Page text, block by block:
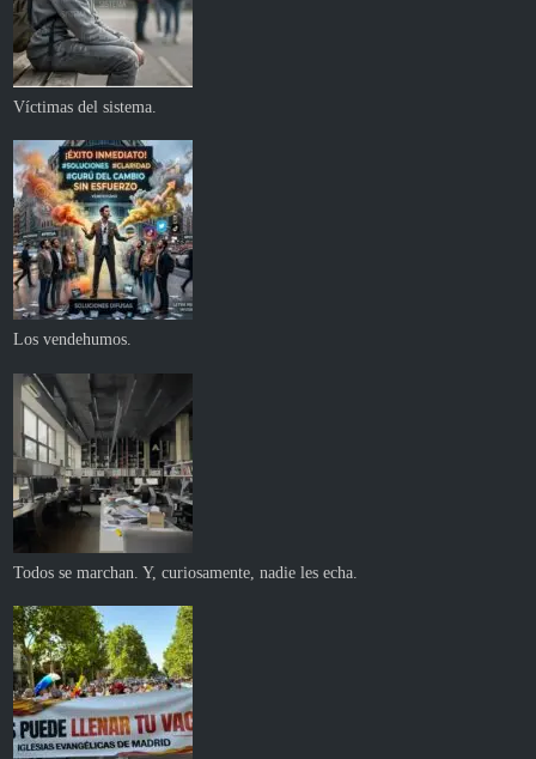
Víctimas del sistema.
Los vendehumos.
Todos se marchan. Y, curiosamente, nadie les echa.